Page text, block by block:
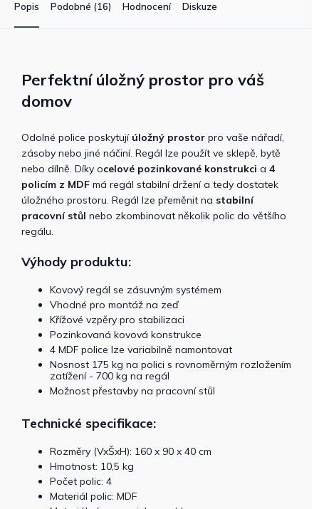
Popis Podobné (16) Hodnocení Diskuze
Perfektní úložný prostor pro váš
domov
Odolné police poskytují úložný prostor pro vaše nářadí,
zásoby nebo jiné náčiní. Regál lze použít ve sklepě, bytě
nebo dílně. Díky ocelové pozinkované konstrukci a 4
policím z MDF má regál stabilní držení a tedy dostatek
úložného prostoru. Regál lze přeměnit na stabilní
pracovní stůl nebo zkombinovat několik polic do většího
regálu.
Výhody produktu:
Kovový regál se zásuvným systémem
Vhodné pro montáž na zeď
Křížové vzpěry pro stabilizaci
Pozinkovaná kovová konstrukce
4 MDF police lze variabilně namontovat
​Nosnost 175 kg na polici s rovnoměrným rozložením
zatížení - 700 kg na regál
Možnost přestavby na pracovní stůl
Technické specifikace:
Rozměry (VxŠxH): 160 x 90 x 40 cm
Hmotnost: 10,5 kg
Počet polic: 4
Materiál polic: MDF